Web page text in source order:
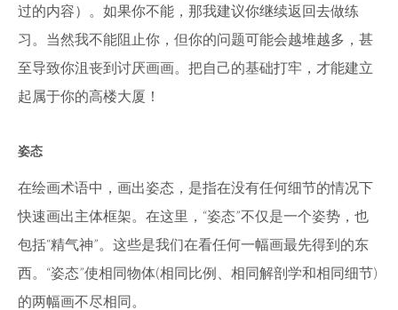
过的内容）。如果你不能，那我建议你继续返回去做练
习。当然我不能阻止你，但你的问题可能会越堆越多，甚
至导致你沮丧到讨厌画画。把自己的基础打牢，才能建立
起属于你的高楼大厦！
姿态
在绘画术语中，画出姿态，是指在没有任何细节的情况下
快速画出主体框架。在这里，“姿态”不仅是一个姿势，也
包括“精气神”。这些是我们在看任何一幅画最先得到的东
西。“姿态”使相同物体(相同比例、相同解剖学和相同细节)
的两幅画不尽相同。